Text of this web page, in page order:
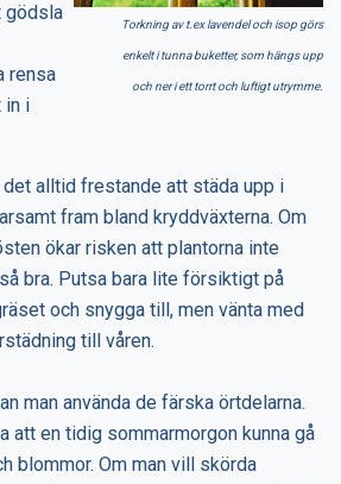
Torkning av t.ex lavendel och isop görs
enkelt i tunna buketter, som hängs upp
och ner i ett torrt och luftigt utrymme.
gödsla
rensa
in i
det alltid frestande att städa upp i
fram bland kryddväxterna. Om
ökar risken att plantorna inte
bra. Putsa bara lite försiktigt på
och snygga till, men vänta med
till våren.
man använda de färska örtdelarna.
att en tidig sommarmorgon kunna gå
blommor. Om man vill skörda